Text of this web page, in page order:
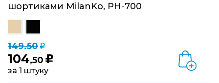
шортиками MilanKo, PH-700
149.50q
104,50 u
за 1 штуку